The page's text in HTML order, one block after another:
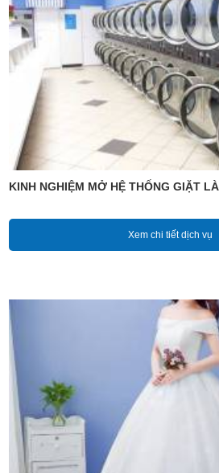
KINH NGHIỆM MỞ HỆ THỐNG GIẶT
Xem chi tiết dịch vụ